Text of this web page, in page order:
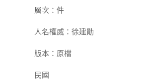
層次：件
人名權威：徐建勛
版本：原檔
民國